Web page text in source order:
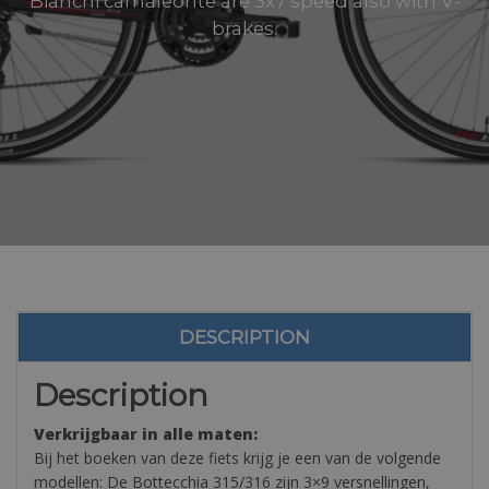
brakes.
DESCRIPTION
Description
Verkrijgbaar in alle maten:
Bij het boeken van deze fiets krijg je een van de volgende
modellen: De Bottecchia 315/316 zijn 3×9 versnellingen,